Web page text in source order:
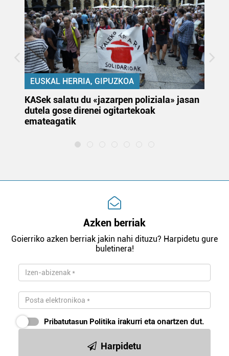
EUSKAL HERRIA, GIPUZKOA
KASek salatu du «jazarpen poliziala» jasan
dutela gose direnei ogitartekoak
emateagatik
Azken berriak
Goierriko azken berriak jakin nahi dituzu? Harpidetu gure
buletinera!
Pribatutasun Politika irakurri eta onartzen dut.
Harpidetu